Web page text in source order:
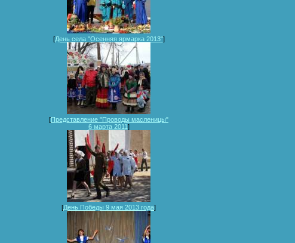
[День села "Осенняя ярмарка 2013"]
[Представление "Проводы масленицы"
6 марта 2011]
[День Победы 9 мая 2013 года]